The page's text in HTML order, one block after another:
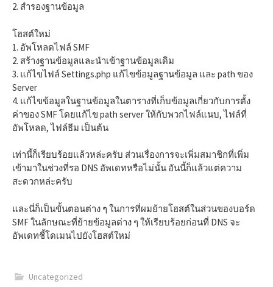
2. สำรองฐานข้อมูล
โฮสต์ใหม่
1. อัพโหลดไฟล์ SMF
2. สร้างฐานข้อมูลและนำเข้าฐานข้อมูลเดิม
3. แก้ไขไฟล์ Settings.php แก้ไขข้อมูลฐานข้อมูล และ path ของ
Server
4. แก้ไขข้อมูลในฐานข้อมูลในตารางที่เก็บข้อมูลเกี่ยวกับการตั้ง
ค่าของ SMF โดยแก้ไข path server ให้กับพวกไฟล์แนบ, ไฟล์ที่
อัพโหลด, ไฟล์ธีม เป็นต้น
เท่านี้ก็เรียบร้อยแล้วหล่ะครับ ส่วนเรื่องการจะเพิ่มสมาชิกที่เพิ่ม
เข้ามาในช่วงที่รอ DNS อัพเดทหรือไม่นั้น อันนี้ก็แล้วแต่ความ
สะดวกหล่ะครับ
และนี่ก็เป็นขั้นตอนต่าง ๆ ในการที่ผมย้ายโฮสต์ในส่วนของบอร์ด
SMF ในลักษณะที่ย้ายข้อมูลต่าง ๆ ให้เรียบร้อยก่อนที่ DNS จะ
อัพเดทชี้โดเมนไปยังโฮสต์ใหม่
Uncategorized